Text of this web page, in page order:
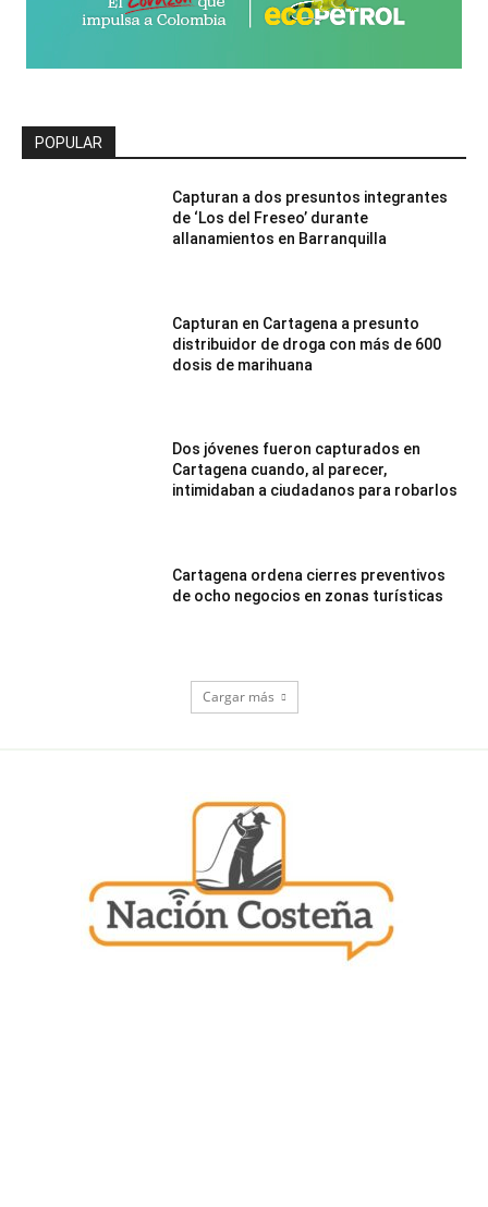
POPULAR
Capturan a dos presuntos integrantes
de ‘Los del Freseo’ durante
allanamientos en Barranquilla
Capturan en Cartagena a presunto
distribuidor de droga con más de 600
dosis de marihuana
Dos jóvenes fueron capturados en
Cartagena cuando, al parecer,
intimidaban a ciudadanos para robarlos
Cartagena ordena cierres preventivos
de ocho negocios en zonas turísticas
Cargar más